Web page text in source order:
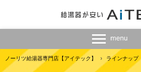
ノーリツ給湯器専門店【アイテック】 › ラインナップ